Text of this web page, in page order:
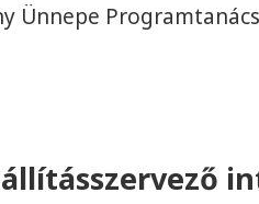
Ünnepe